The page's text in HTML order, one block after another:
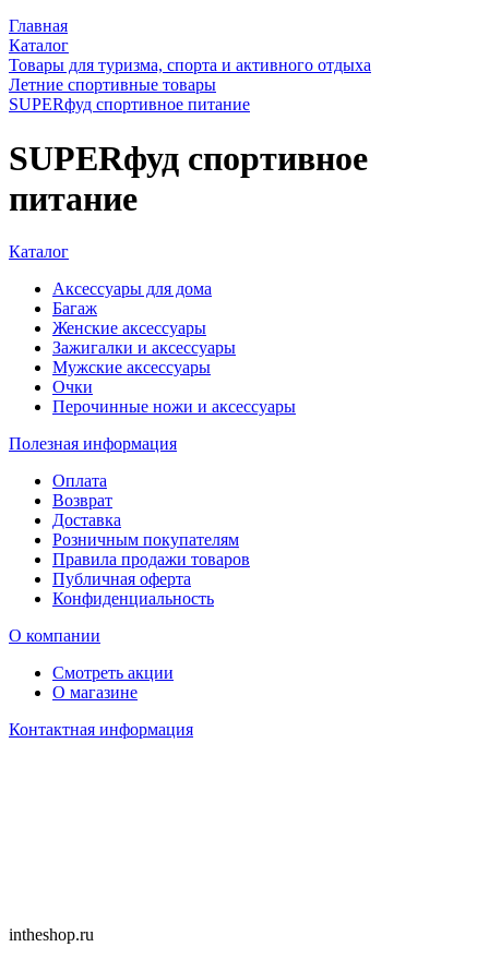
Главная
Каталог
Товары для туризма, спорта и активного отдыха
Летние спортивные товары
SUPERфуд спортивное питание
SUPERфуд спортивное
питание
Каталог
Аксессуары для дома
Багаж
Женские аксессуары
Зажигалки и аксессуары
Мужские аксессуары
Очки
Перочинные ножи и аксессуары
Полезная информация
Оплата
Возврат
Доставка
Розничным покупателям
Правила продажи товаров
Публичная оферта
Конфиденциальность
О компании
Смотреть акции
О магазине
Контактная информация
intheshop.ru